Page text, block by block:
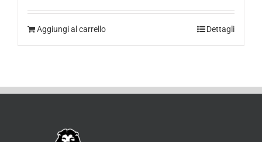
Aggiungi al carrello Dettagli